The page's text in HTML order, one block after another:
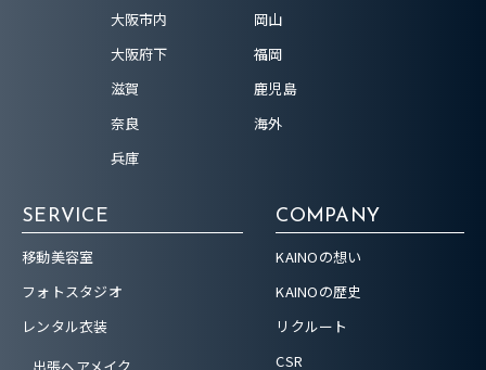
大阪市内
大阪府下
滋賀
奈良
兵庫
岡山
福岡
鹿児島
海外
SERVICE
移動美容室
フォトスタジオ
レンタル衣装
出張ヘアメイク
COMPANY
KAINOの想い
KAINOの歴史
リクルート
CSR